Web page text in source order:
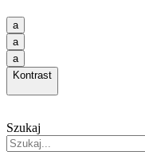
a
a
a
Kontrast
Szukaj